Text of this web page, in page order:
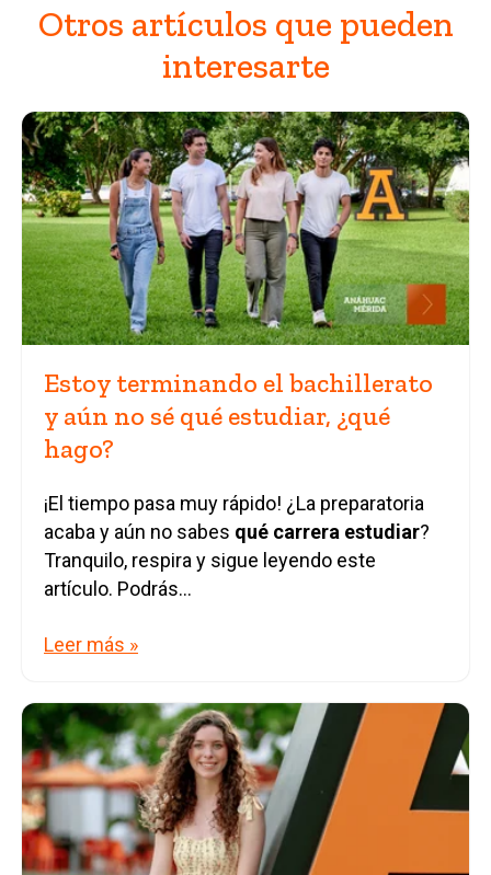
Otros artículos que pueden
interesarte
Estoy terminando el bachillerato
y aún no sé qué estudiar, ¿qué
hago?
¡El tiempo pasa muy rápido! ¿La preparatoria
acaba y aún no sabes qué carrera estudiar?
Tranquilo, respira y sigue leyendo este
artículo. Podrás...
Leer más »